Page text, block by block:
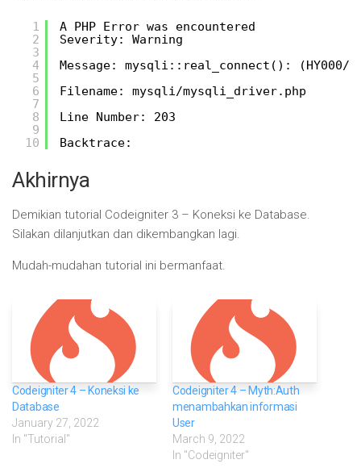
1
2
3
4
5
6
7
8
9
10
A PHP Error was encountered
Severity: Warning
Message: mysqli::real_connect(): (HY000/
Filename: mysqli/mysqli_driver.php
Line Number: 203
Backtrace:
Akhirnya
Demikian tutorial Codeigniter 3 – Koneksi ke Database.
Silakan dilanjutkan dan dikembangkan lagi.
Mudah-mudahan tutorial ini bermanfaat.
Codeigniter 4 – Koneksi ke
Database
January 27, 2022
In "Tutorial"
Codeigniter 4 – Myth:Auth
menambahkan informasi
User
March 9, 2022
In "Codeigniter"